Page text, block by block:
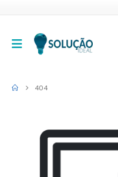
404